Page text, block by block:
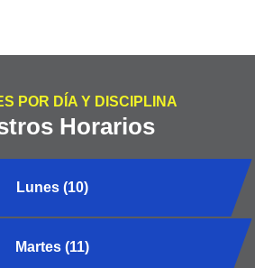
POR DÍA Y DISCIPLINA
Horarios
Lunes (10)
Martes (11)